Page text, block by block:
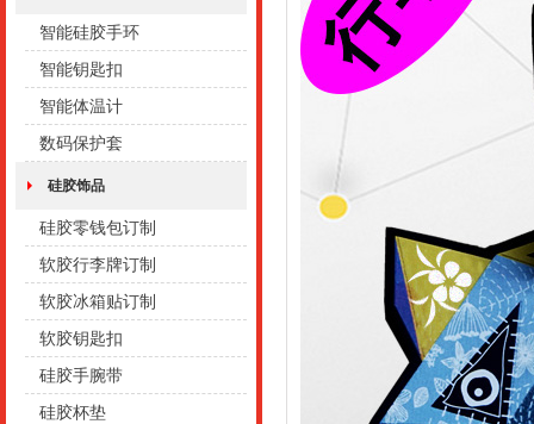
智能硅胶手环
智能钥匙扣
智能体温计
数码保护套
硅胶饰品
硅胶零钱包订制
软胶行李牌订制
软胶冰箱贴订制
软胶钥匙扣
硅胶手腕带
硅胶杯垫